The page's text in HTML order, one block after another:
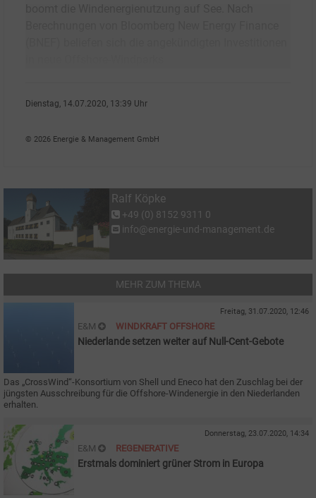
Dienstag, 14.07.2020, 13:39 Uhr
© 2026 Energie & Management GmbH
Ralf Köpke
+49 (0) 8152 9311 0
info@energie-und-management.de
MEHR ZUM THEMA
Freitag, 31.07.2020, 12:46
E&M WINDKRAFT OFFSHORE
Niederlande setzen weiter auf Null-Cent-Gebote
Das „CrossWind“-Konsortium von Shell und Eneco hat den Zuschlag bei der
jüngsten Ausschreibung für die Offshore-Windenergie in den Niederlanden
erhalten.
Donnerstag, 23.07.2020, 14:34
E&M REGENERATIVE
Erstmals dominiert grüner Strom in Europa